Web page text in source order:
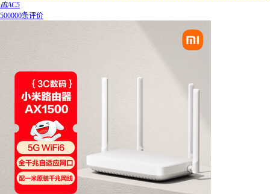
由AC5
500000条评价